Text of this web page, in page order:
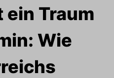
ein Traum
Wie